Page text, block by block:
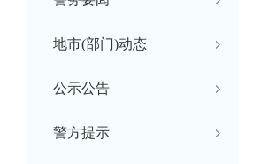
地市(部门)动态
公示公告
警方提示